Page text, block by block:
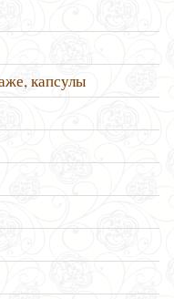
капсулы